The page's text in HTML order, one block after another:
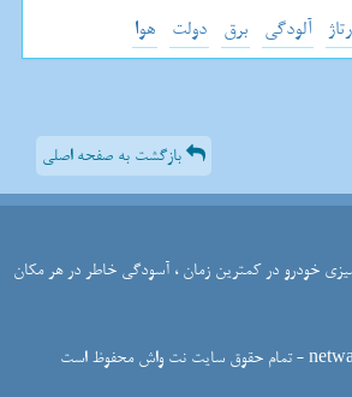
آلودگی برق دولت هوا
بازگشت به صفحه اصلی
خودرو در کمترین زمان ، آسودگی خاطر در هر مکان